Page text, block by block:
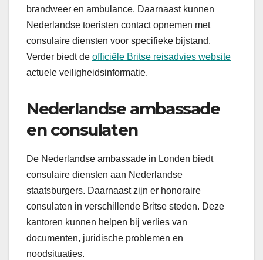
brandweer en ambulance. Daarnaast kunnen
Nederlandse toeristen contact opnemen met
consulaire diensten voor specifieke bijstand.
Verder biedt de officiële Britse reisadvies website
actuele veiligheidsinformatie.
Nederlandse ambassade
en consulaten
De Nederlandse ambassade in Londen biedt
consulaire diensten aan Nederlandse
staatsburgers. Daarnaast zijn er honoraire
consulaten in verschillende Britse steden. Deze
kantoren kunnen helpen bij verlies van
documenten, juridische problemen en
noodsituaties.